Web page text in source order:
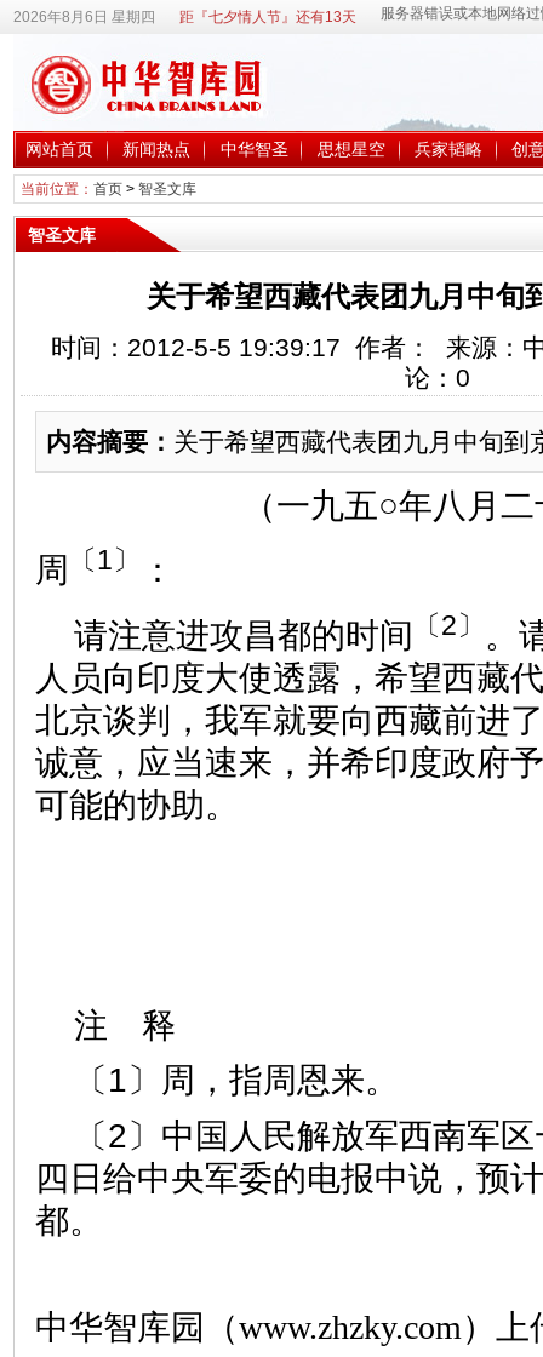
2026年8月6日 星期四 距『七夕情人节』还有13天
网站首页 新闻热点 中华智圣 思想星空 兵家韬略 创
当前位置： 首页> 智圣文库
智圣文库
关于希望西藏代表团九月中旬
时间：2012-5-5 19:39:17 作者： 来源：
论： 0
内容摘要： 关于希望西藏代表团九月中旬到
（一九五○年八月
周
〔1〕
：
请注意进攻昌都的时间
〔2〕 。
人员向印度大使透露，希望西藏
北京谈判，我军就要向西藏前进
诚意，应当速来，并希印度政府
可能的协助。
注 释
〔1〕周，指周恩来。
〔2〕中国人民解放军西南军
四日给中央军委的电报中说，预
都。
中华智库园（www.zhzky.com）上